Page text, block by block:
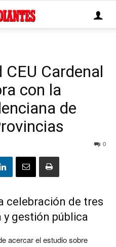
Cardenal
con la
de
0
celebración de tres
y gestión pública
acercar el estudio sobre